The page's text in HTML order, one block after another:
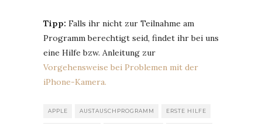
Tipp: Falls ihr nicht zur Teilnahme am
Programm berechtigt seid, findet ihr bei uns
eine Hilfe bzw. Anleitung zur
Vorgehensweise bei Problemen mit der
iPhone-Kamera.
APPLE AUSTAUSCHPROGRAMM ERSTE HILFE